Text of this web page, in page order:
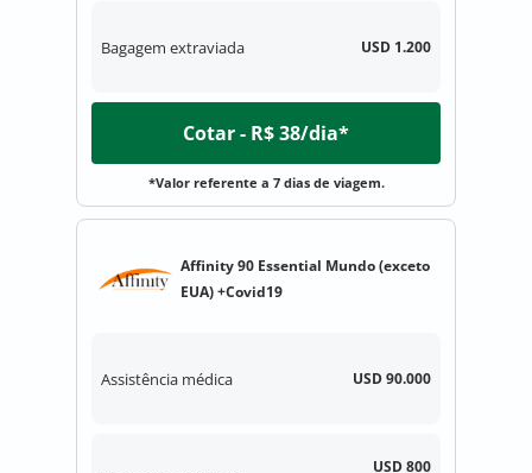
Bagagem extraviada USD 1.200
Cotar - R$ 38/dia*
*Valor referente a 7 dias de viagem.
Affinity 90 Essential Mundo (exceto
EUA) +Covid19
Assistência médica USD 90.000
USD 800